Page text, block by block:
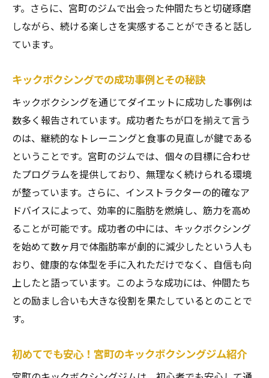
仲間と励まし合うキックボクシングの魅力
コミュニティとしてのキックボクシング
キックボクシング仲間との交流の楽しみ方
キックボクシングで健康美を手に入れる方法を
解説
美と健康を両立させるキックボクシングの
秘訣
キックボクシングで内側から輝く健康美を
健康美を目指すためのキックボクシングル
ーティン
生活にキックボクシングを取り入れる方法
健康美を保つためのキックボクシングの継
続法
宮町のキックボクシングで引き締まった体を目
す。さらに、宮町のジムで出会った仲間たちと切磋琢磨
しながら、続ける楽しさを実感することができると話し
ています。
キックボクシングでの成功事例とその秘訣
キックボクシングを通じてダイエットに成功した事例は
数多く報告されています。成功者たちが口を揃えて言う
のは、継続的なトレーニングと食事の見直しが鍵である
ということです。宮町のジムでは、個々の目標に合わせ
たプログラムを提供しており、無理なく続けられる環境
が整っています。さらに、インストラクターの的確なア
ドバイスによって、効率的に脂肪を燃焼し、筋力を高め
ることが可能です。成功者の中には、キックボクシング
を始めて数ヶ月で体脂肪率が劇的に減少したという人も
おり、健康的な体型を手に入れただけでなく、自信も向
上したと語っています。このような成功には、仲間たち
との励まし合いも大きな役割を果たしているとのことで
す。
初めてでも安心！宮町のキックボクシングジム紹介